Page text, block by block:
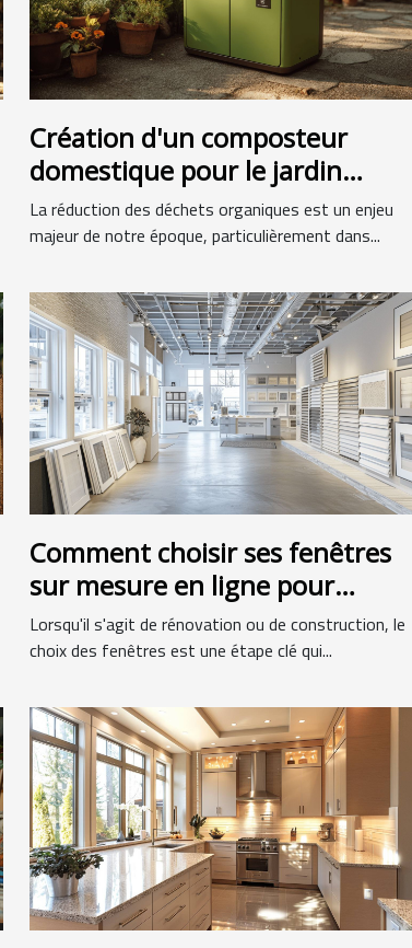
Création d'un composteur
domestique pour le jardin
urbain conseils pratiques
La réduction des déchets organiques est un enjeu
majeur de notre époque, particulièrement dans...
Comment choisir ses fenêtres
sur mesure en ligne pour
rénovation ou construction
Lorsqu'il s'agit de rénovation ou de construction, le
choix des fenêtres est une étape clé qui...